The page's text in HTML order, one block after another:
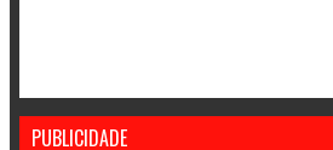
PUBLICIDADE